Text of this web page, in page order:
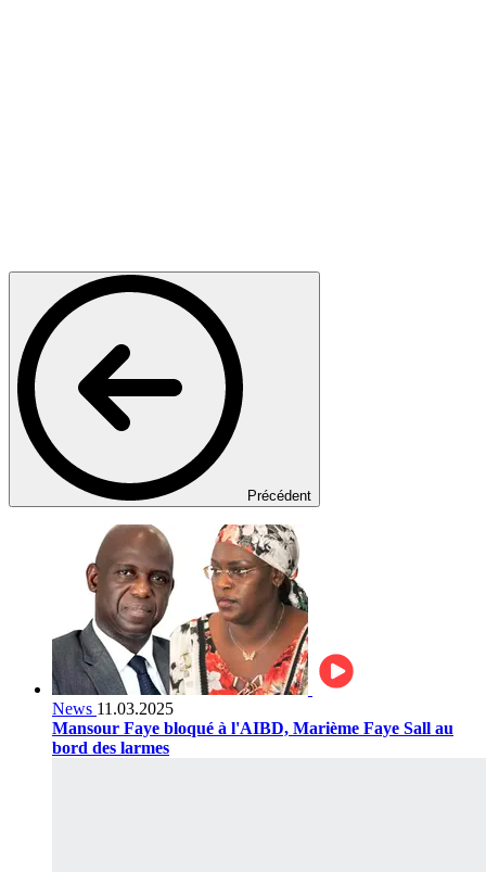
Précédent
News 11.03.2025
Mansour Faye bloqué à l'AIBD, Marième Faye Sall au
bord des larmes